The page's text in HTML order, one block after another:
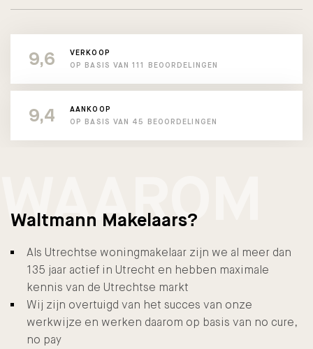
9,6
VERKOOP
OP BASIS VAN 111 BEOORDELINGEN
9,4
AANKOOP
OP BASIS VAN 45 BEOORDELINGEN
WAAROM
Waltmann Makelaars?
Als Utrechtse woningmakelaar zijn we al meer dan
135 jaar actief in Utrecht en hebben maximale
kennis van de Utrechtse markt
Wij zijn overtuigd van het succes van onze
werkwijze en werken daarom op basis van no cure,
no pay